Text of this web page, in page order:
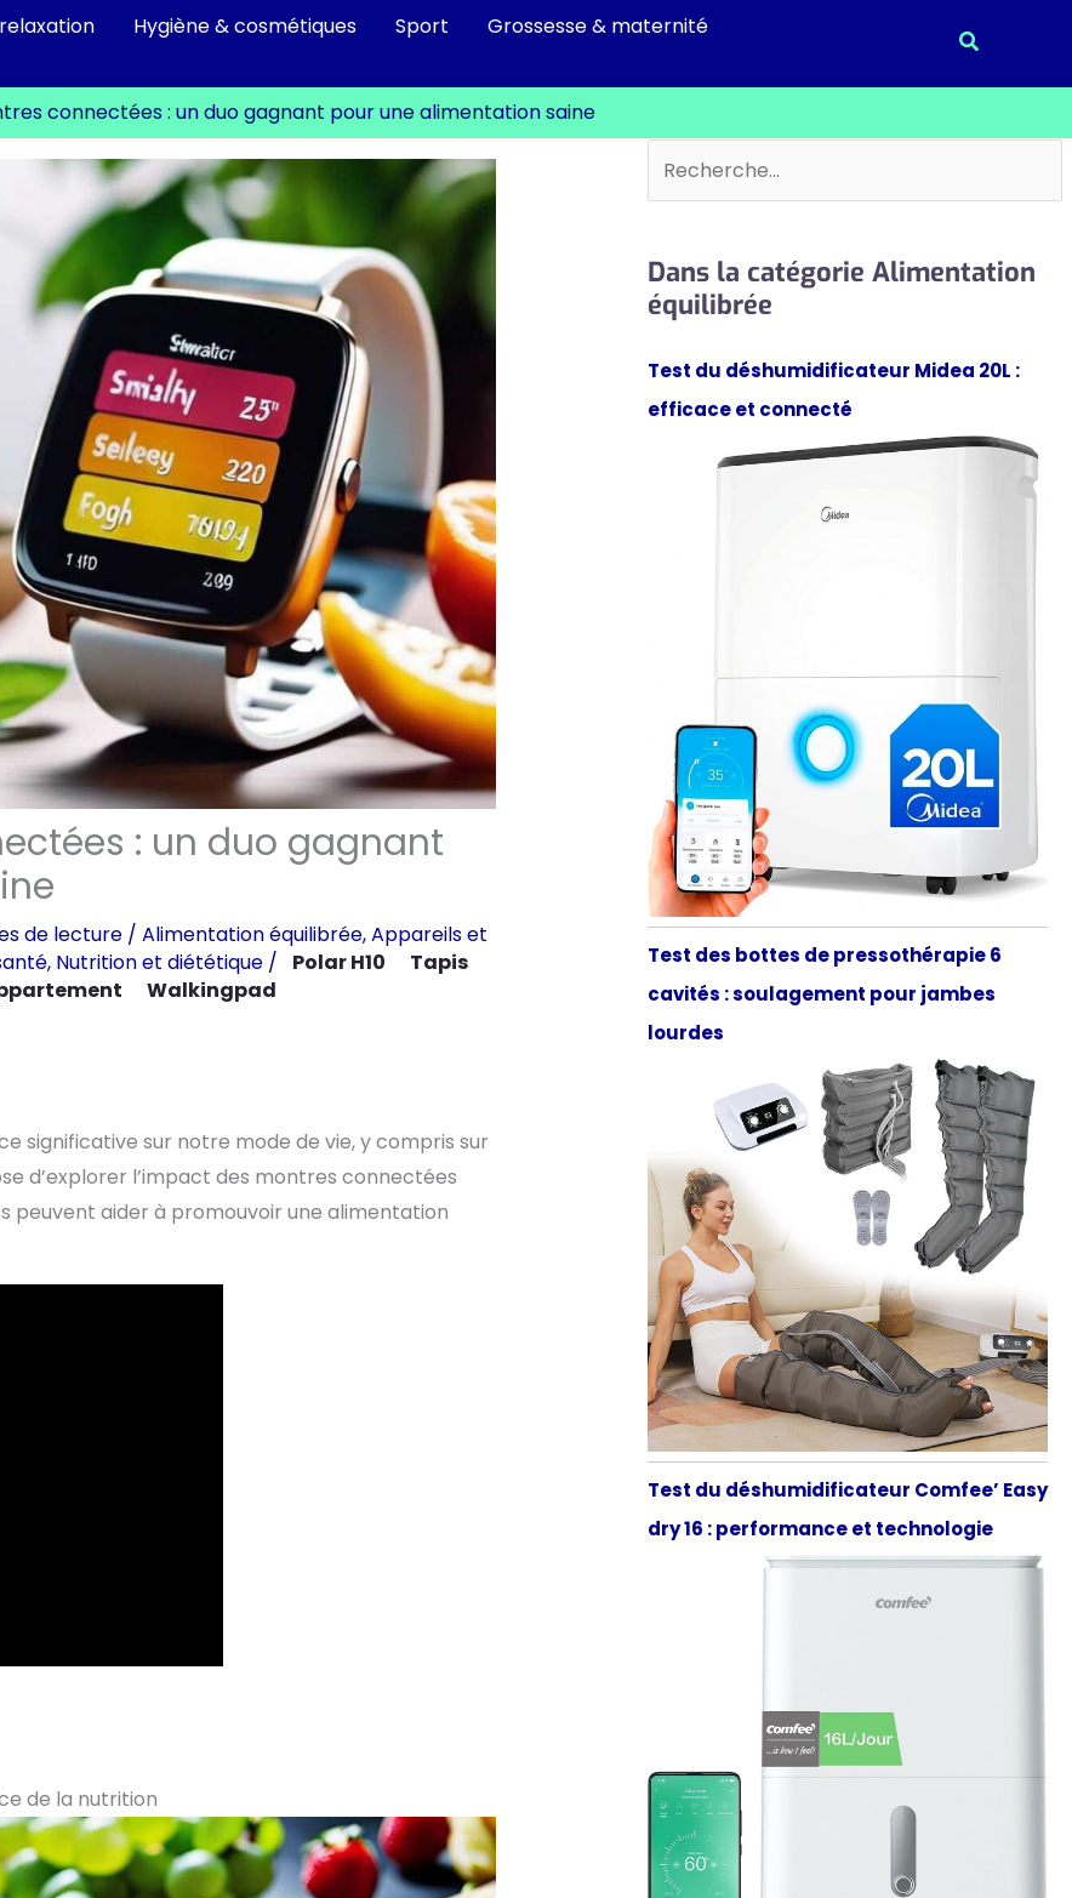
Hygiène & cosmétiques Sport
Grossesse & maternité
connectées : un duo gagnant pour une alimentation saine
: un duo gagnant
de lecture / Alimentation équilibrée,Appareils et
, Nutrition et diététique / Polar H10
Tapis
Walkingpad
significative sur notre mode de vie, y compris sur
d’explorer l’impact des montres connectées
peuvent aider à promouvoir une alimentation
de la nutrition
Rechercher
Dans la catégorie Alimentation
équilibrée
Test du déshumidificateur Midea 20L :
efficace et connecté
Test des bottes de pressothérapie 6
cavités : soulagement pour jambes
lourdes
Test du déshumidificateur Comfee’ Easy
dry 16 : performance et technologie